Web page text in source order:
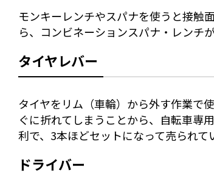
モンキーレンチやスパナを使うと接触
ら、コンビネーションスパナ・レンチ
タイヤレバー
タイヤをリム（車輪）から外す作業で
ぐに折れてしまうことから、自転車専
利で、3本ほどセットになって売られて
ドライバー